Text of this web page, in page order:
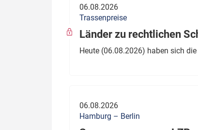
06.08.2026
Trassenpreise
Länder zu rechtlichen
Heute (06.08.2026) haben sich
06.08.2026
Hamburg – Berlin